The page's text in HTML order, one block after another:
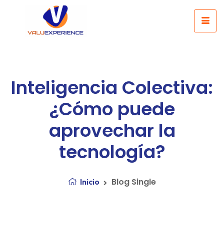
Inteligencia Colectiva:
¿Cómo puede
aprovechar la
tecnología?
Inicio Blog Single